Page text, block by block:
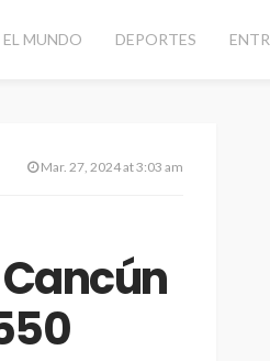
EL MUNDO DEPORTES
Mar. 27, 2024 at 3:03 am